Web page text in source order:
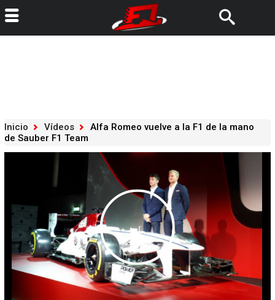
Inicio Vídeos
Alfa Romeo vuelve a la F1 de la mano
de Sauber F1 Team
Play